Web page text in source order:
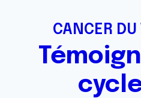
CANCER DU
cycle